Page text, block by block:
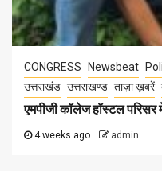
CONGRESS Newsbeat
उत्तराखंड उत्तराखण्ड ताज़ा ख़बरें
एमपीजी कॉलेज हॉस्टल परिसर
4 weeks ago admin